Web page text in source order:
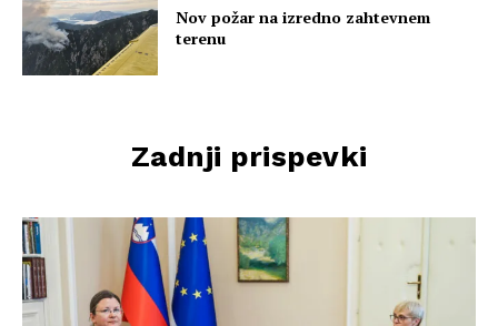
Nov požar na izredno zahtevnem
terenu
Zadnji prispevki